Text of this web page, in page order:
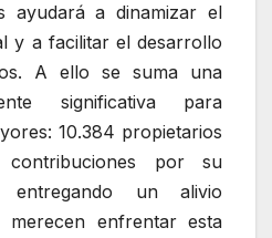
ayudará a dinamizar el
y a facilitar el desarrollo
A ello se suma una
significativa para
10.384 propietarios
por su
entregando un alivio
enfrentar esta